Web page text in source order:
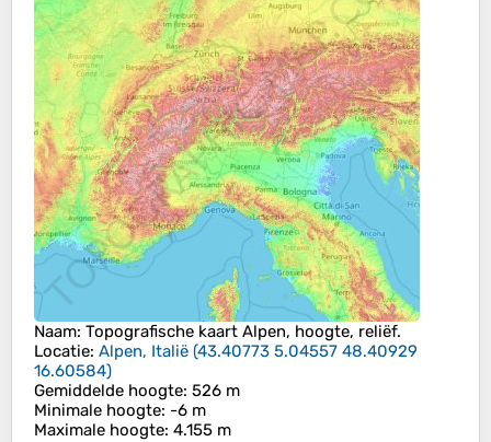
Naam: Topografische kaart Alpen, hoogte, reliëf.
Locatie: Alpen, Italië (43.40773 5.04557 48.40929
16.60584)
Gemiddelde hoogte: 526 m
Minimale hoogte: -6 m
Maximale hoogte: 4.155 m